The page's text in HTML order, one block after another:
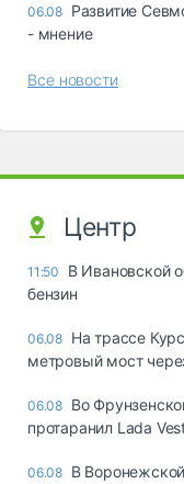
06.08 Развитие
- мнение
Все новости
Центр
11:50
В Ивановской
бензин
06.08 На трассе
метровый мост
06.08 Во
протаранил Lada
06.08 В